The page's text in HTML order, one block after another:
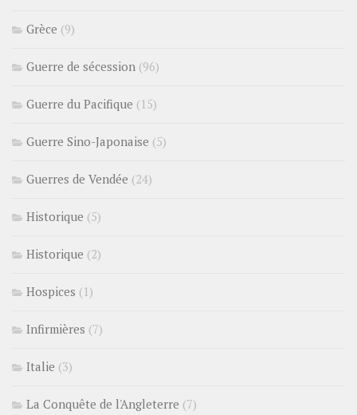
Grèce (9)
Guerre de sécession (96)
Guerre du Pacifique (15)
Guerre Sino-Japonaise (5)
Guerres de Vendée (24)
Historique (5)
Historique (2)
Hospices (1)
Infirmières (7)
Italie (3)
La Conquête de l'Angleterre (7)